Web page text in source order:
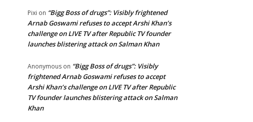
Pixi on “Bigg Boss of drugs”: Visibly frightened
Arnab Goswami refuses to accept Arshi Khan’s
challenge on LIVE TV after Republic TV founder
launches blistering attack on Salman Khan
Anonymous on “Bigg Boss of drugs”: Visibly
frightened Arnab Goswami refuses to accept
Arshi Khan’s challenge on LIVE TV after Republic
TV founder launches blistering attack on Salman
Khan